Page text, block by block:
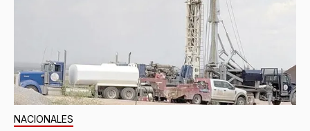
NACIONALES